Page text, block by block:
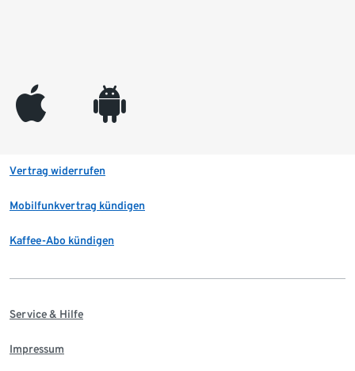
appleinc android
Vertrag widerrufen
Mobilfunkvertrag kündigen
Kaffee-Abo kündigen
Service & Hilfe
Impressum